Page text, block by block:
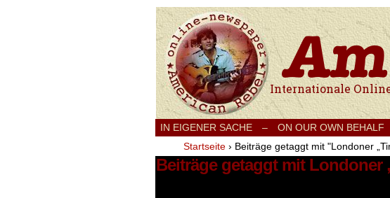
Internationale Onlinezeitung
IN EIGENER SACHE – ON OUR OWN
Startseite › Beiträge getaggt mit "Londoner
Beiträge getaggt mit Londoner